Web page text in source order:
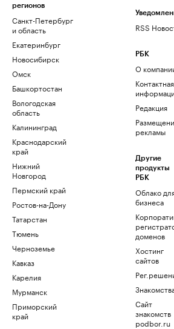
регионов
Санкт-Петербург
и область
Екатеринбург
Новосибирск
Омск
Башкортостан
Вологодская
область
Калининград
Краснодарский
край
Нижний
Новгород
Пермский край
Ростов-на-Дону
Татарстан
Тюмень
Черноземье
Кавказ
Карелия
Мурманск
Приморский
край
RSS
РБК
О
Контактная
Редакция
рекламы
Другие
продукты
РБК
Облако
бизнеса
доменов
Хостинг
сайтов
Сайт
знакомств
podbor.ru